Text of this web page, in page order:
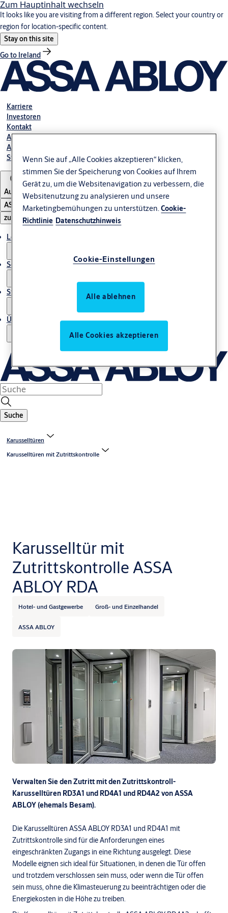
Zum Hauptinhalt wechseln
It looks like you are visiting from a different region. Select your country or
region for location-specific content.
Stay on this site
Go to Ireland
Karriere
Investoren
Kontakt
Ansprechpartner Automatiktüren
Ansprechpartner Industrietore GmbH
Störung melden
Austria
ASSA ABLOY Group
zu öffnen
Lösungen und Produkte
Service und Dienstleistungen
Storys
Über uns
Suche
Karusselltüren
Karusselltüren mit Zutrittskontrolle
Karusselltür mit
Zutrittskontrolle ASSA
ABLOY RDA
Hotel- und Gastgewerbe Groß- und Einzelhandel
ASSA ABLOY
Verwalten Sie den Zutritt mit den Zutrittskontroll-
Karusselltüren RD3A1 und RD4A1 und RD4A2 von ASSA
ABLOY (ehemals Besam).
Die Karusselltüren ASSA ABLOY RD3A1 und RD4A1 mit
Zutrittskontrolle sind für die Anforderungen eines
eingeschränkten Zugangs in eine Richtung ausgelegt. Diese
Modelle eignen sich ideal für Situationen, in denen die Tür offen
und trotzdem verschlossen sein muss, oder wenn die Tür offen
sein muss, ohne die Klimasteuerung zu beeinträchtigen oder die
Energiekosten in die Höhe zu treiben.
Wenn Sie auf „Alle Cookies akzeptieren“ klicken,
stimmen Sie der Speicherung von Cookies auf Ihrem
Gerät zu, um die Websitenavigation zu verbessern, die
Websitenutzung zu analysieren und unsere
Marketingbemühungen zu unterstützen.Cookie-
Richtlinie Datenschutzhinweis
Cookie-Einstellungen
Alle ablehnen
Alle Cookies akzeptieren